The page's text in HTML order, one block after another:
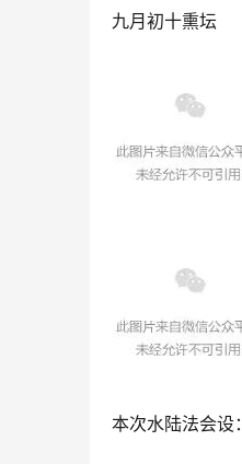
九月初十熏坛
本次水陆法会设：